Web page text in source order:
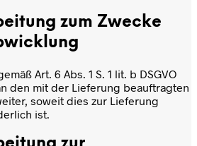
zum Zwecke
Art. 6 Abs. 1 S. 1 lit. b DSGVO
den mit der Lieferung beauftragten
soweit dies zur Lieferung
ist.